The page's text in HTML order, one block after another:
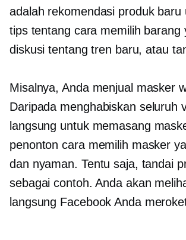
adalah rekomendasi produk baru
tips tentang cara memilih barang
diskusi tentang tren baru, atau
Misalnya, Anda menjual masker
Daripada menghabiskan seluruh
langsung untuk memasang
penonton cara memilih masker
dan nyaman. Tentu saja, tandai
sebagai contoh. Anda akan
langsung Facebook Anda